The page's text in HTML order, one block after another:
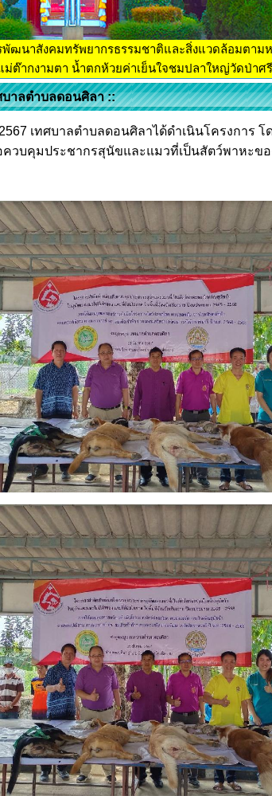
พัฒนาสังคมทรัพยากรธรรมชาติและสิ่งแวดล้อมตาม
ม่ต๊ากงามตา น้ำตกห้วยค่าเย็นใจชมปลาใหญ่วัดป่าศ
บาลตำบลดอนศิลา ::
เทศบาลตำบลดอนศิลาได้ดำเนินโครงการ โ
ควบคุมประชากรสุนัขและแมวที่เป็นสัตว์พาหะข